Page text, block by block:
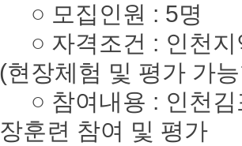
○ 모집인원 : 5명
○ 자격조건 : 인천지
(현장체험 및 평가 가
○ 참여내용 : 인천김
장훈련 참여 및 평가